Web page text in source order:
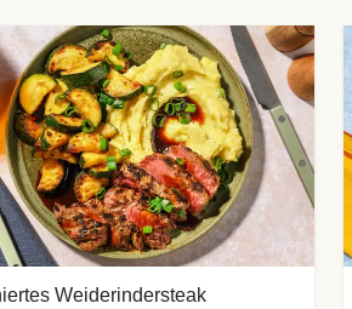
Weiderindersteak